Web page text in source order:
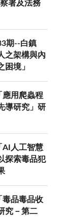
署及法務
期--白鎮
之架構與內
境」
應用爬蟲程
導研究」研
AI人工智慧
探索毒品犯
毒品毒品收
究－第二